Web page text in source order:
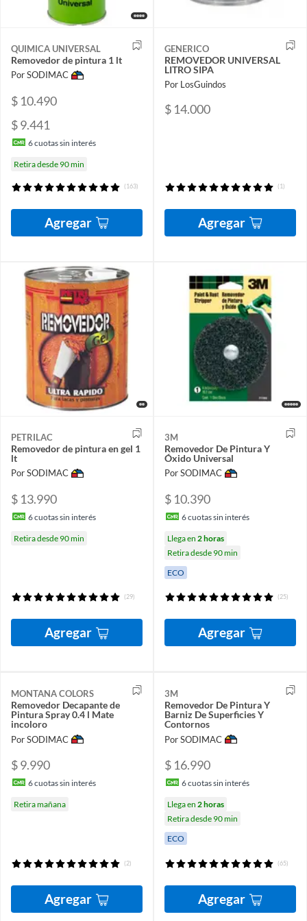
QUIMICA UNIVERSAL
Removedor de pintura 1 lt
Por SODIMAC
$ 10.490
$ 9.441
6cuotas sin interés
Retira desde 90 min
(163)
Agregar
GENERICO
REMOVEDOR UNIVERSAL
LITRO SIPA
Por LosGuindos
$ 14.000
(1)
Agregar
PETRILAC
Removedor de pintura en gel 1
lt
Por SODIMAC
$ 13.990
6cuotas sin interés
Retira desde 90 min
(29)
Agregar
3M
Removedor De Pintura Y
Óxido Universal
Por SODIMAC
$ 10.390
6cuotas sin interés
Llega en 2 horas
Retira desde 90 min
ECO
(25)
Agregar
MONTANA COLORS
Removedor Decapante de
Pintura Spray 0.4 l Mate
incoloro
Por SODIMAC
$ 9.990
6cuotas sin interés
Retira mañana
(2)
Agregar
3M
Removedor De Pintura Y
Barniz De Superficies Y
Contornos
Por SODIMAC
$ 16.990
6cuotas sin interés
Llega en 2 horas
Retira desde 90 min
ECO
(65)
Agregar